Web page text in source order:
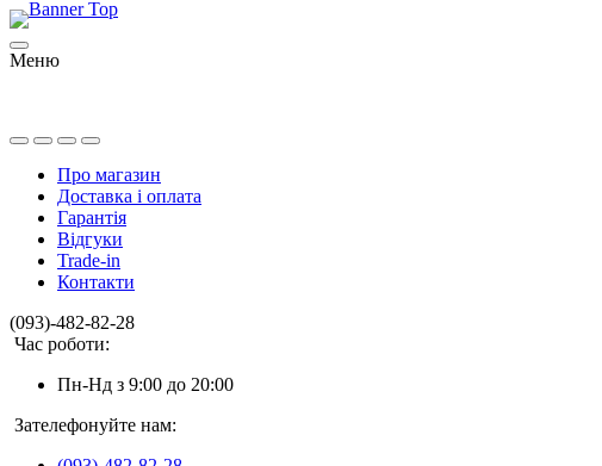
Меню
Про магазин
Доставка і оплата
Гарантія
Відгуки
Trade-in
Контакти
(093)-482-82-28
Час роботи:
Пн-Нд з 9:00 до 20:00
Зателефонуйте нам: